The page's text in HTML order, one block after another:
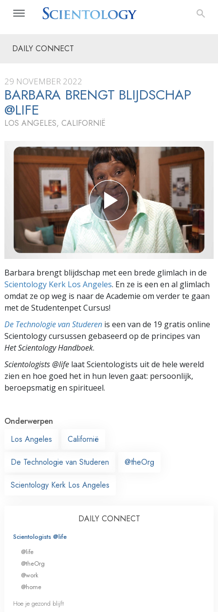
DAILY CONNECT
29 NOVEMBER 2022
BARBARA BRENGT BLIJDSCHAP
@LIFE
LOS ANGELES, CALIFORNIË
Barbara brengt blijdschap met een brede glimlach in de
Scientology Kerk Los Angeles. En ze is een en al glimlach
omdat ze op weg is naar de Academie om verder te gaan
met de Studentenpet Cursus!
De Technologie van Studeren is een van de 19 gratis online
Scientology cursussen gebaseerd op de principes van
Het Scientology Handboek.
Scientologists @life laat Scientologists uit de hele wereld
zien en hoe goed het in hun leven gaat: persoonlijk,
beroepsmatig en spiritueel.
Onderwerpen
Los Angeles
Californië
De Technologie van Studeren @theOrg
Scientology Kerk Los Angeles
DAILY CONNECT
Scientologists @life
@life
@theOrg
@work
@home
Hoe je gezond blijft